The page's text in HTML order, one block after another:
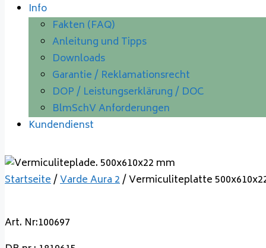
Info
Fakten (FAQ)
Anleitung und Tipps
Downloads
Garantie / Reklamationsrecht
DOP / Leistungserklärung / DOC
BlmSchV Anforderungen
Kundendienst
Startseite/Varde Aura 2/ Vermiculiteplatte
Art. Nr:100697